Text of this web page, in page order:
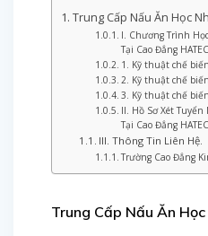
Trung Cấp Nấu Ăn Học
I. Chương Trình
Tại Cao Đẳng
1. Kỹ thuật chế
2. Kỹ thuật chế
3. Kỹ thuật chế
II. Hồ Sơ Xét
Tại Cao Đẳng
III. Thông Tin Liên Hệ.
Trường Cao Đẳng
Trung Cấp Nấu Ăn